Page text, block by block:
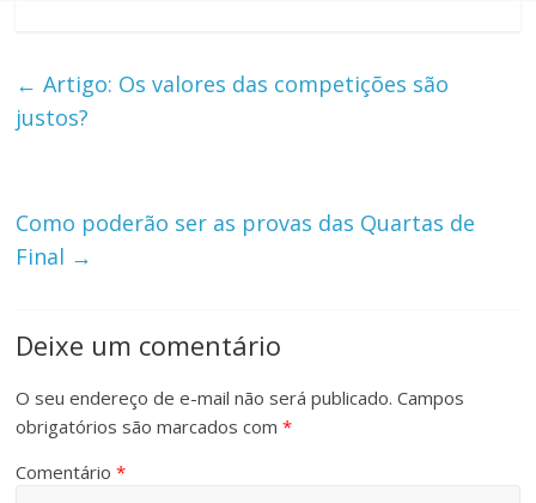
← Artigo: Os valores das competições são
justos?
Como poderão ser as provas das Quartas de
Final →
Deixe um comentário
O seu endereço de e-mail não será publicado. Campos
obrigatórios são marcados com*
Comentário*